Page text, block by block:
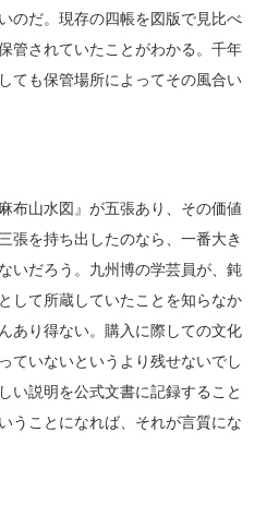
のだ。現存の四帳を図版で見比べ
管されていたことがわかる。千年
ても保管場所によってその風合い
布山水図』が五張あり、その価値
張を持ち出したのなら、一番大き
いだろう。九州博の学芸員が、鈍
して所蔵していたことを知らなか
あり得ない。購入に際しての文化
ていないというより残せないでし
い説明を公式文書に記録すること
うことになれば、それが言質にな